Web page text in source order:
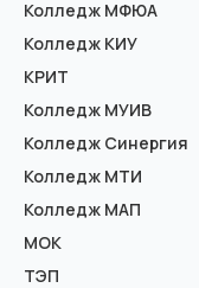
Колледж МФЮА
Колледж КИУ
КРИТ
Колледж МУИВ
Колледж Синергия
Колледж МТИ
Колледж МАП
МОК
ТЭП